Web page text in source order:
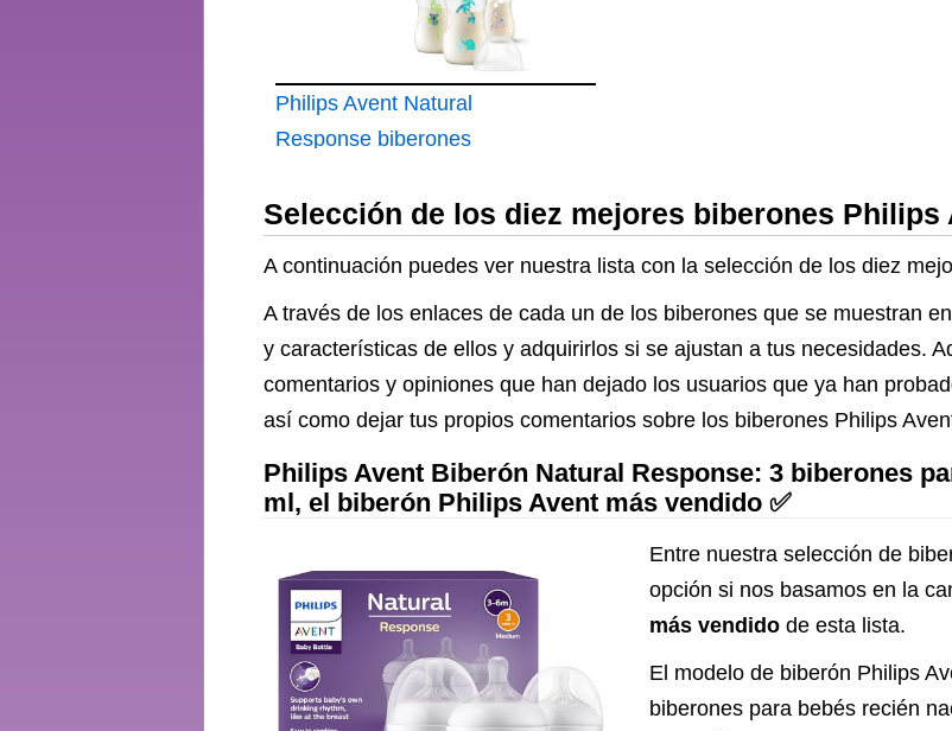
Philips Avent Natural
Response biberones
de flujo medio
Selección de los diez mejores biberones Philips
A continuación puedes ver nuestra lista con la selección de los diez
A través de los enlaces de cada un de los biberones que se muestran
y características de ellos y adquirirlos si se ajustan a tus necesidades.
comentarios y opiniones que han dejado los usuarios que ya han
así como dejar tus propios comentarios sobre los biberones Philips
Philips Avent Biberón Natural Response: 3 biberones
ml, el biberón Philips Avent más vendido ✅
Entre nuestra selección de
opción si nos basamos en la
más vendido de esta lista.
El modelo de biberón Philips
biberones para bebés recién